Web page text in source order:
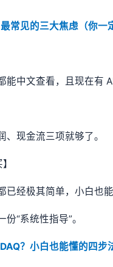
常见的三大焦虑（你一
中文查看，且现在有 AI
现金流三项就够了。
已经极其简单，小白也能
“系统性指导”。
？小白也能懂的四步